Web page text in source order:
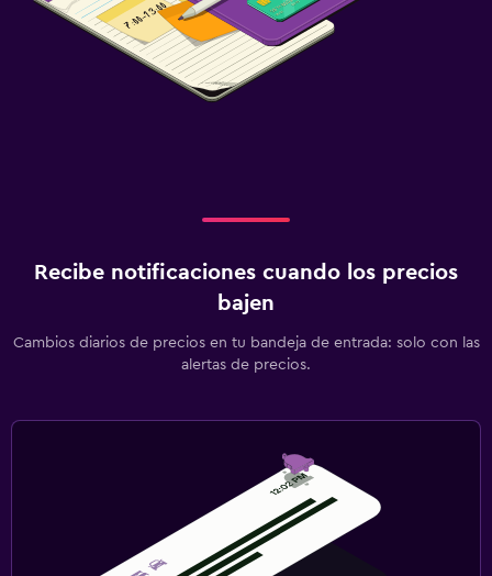
Recibe notificaciones cuando los precios
bajen
Cambios diarios de precios en tu bandeja de entrada: solo con las
alertas de precios.